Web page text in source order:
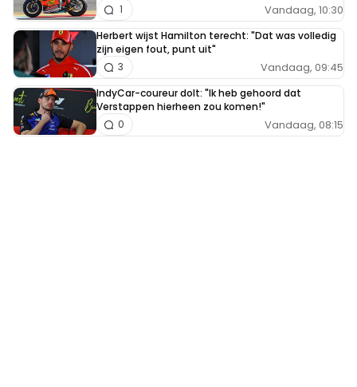
Vandaag, 10:30
1
Herbert wijst Hamilton terecht: "Dat was volledig
zijn eigen fout, punt uit"
Vandaag, 09:45
3
IndyCar-coureur dolt: "Ik heb gehoord dat
Verstappen hierheen zou komen!"
Vandaag, 08:15
0